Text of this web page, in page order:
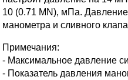
10 (0.71 MN), мПа. Давление
манометра и сливного
Примечания:
- Максимальное давление
- Показатель давления